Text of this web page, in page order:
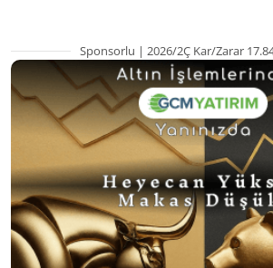
Sponsorlu | 2026/2Ç Kar/Zarar